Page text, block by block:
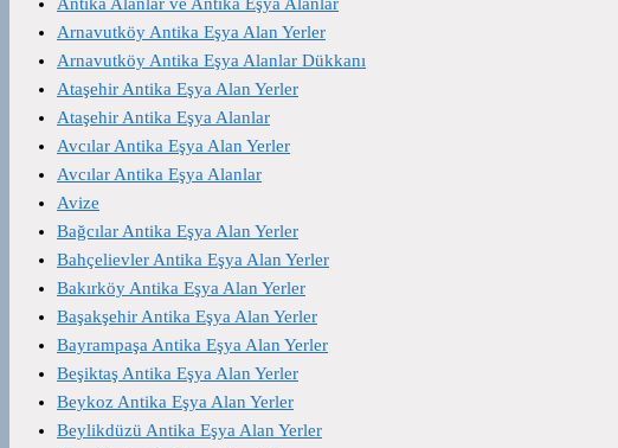
Arnavutköy Antika Eşya Alan Yerler
Arnavutköy Antika Eşya Alanlar Dükkanı
Ataşehir Antika Eşya Alan Yerler
Ataşehir Antika Eşya Alanlar
Avcılar Antika Eşya Alan Yerler
Avcılar Antika Eşya Alanlar
Avize
Bağcılar Antika Eşya Alan Yerler
Bahçelievler Antika Eşya Alan Yerler
Bakırköy Antika Eşya Alan Yerler
Başakşehir Antika Eşya Alan Yerler
Bayrampaşa Antika Eşya Alan Yerler
Beşiktaş Antika Eşya Alan Yerler
Beykoz Antika Eşya Alan Yerler
Beylikdüzü Antika Eşya Alan Yerler